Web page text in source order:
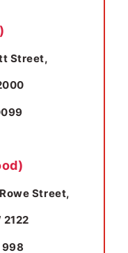
Street,
Street,
2122
998